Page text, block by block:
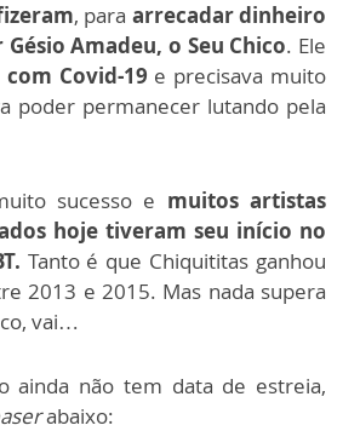
, para arrecadar dinheiro
Amadeu, o Seu Chico. Ele
Covid-19 e precisava muito
poder permanecer lutando pela
sucesso e muitos artistas
hoje tiveram seu início no
Tanto é que Chiquititas ganhou
2013 e 2015. Mas nada supera
vai…
ainda não tem data de estreia,
abaixo: